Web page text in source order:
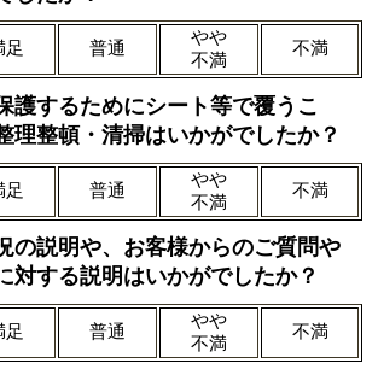
足 普通
やや
不満
不満
護するためにシート等で覆うこ
理整頓・清掃はいかがでしたか？
足 普通
やや
不満
不満
の説明や、お客様からのご質問や
対する説明はいかがでしたか？
足 普通
やや
不満
不満